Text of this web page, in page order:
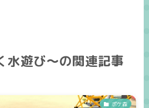
水遊び～の関連記事
ポケ森